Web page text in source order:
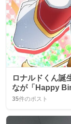
ロナルドくん誕
なが「Happy
35件のポスト